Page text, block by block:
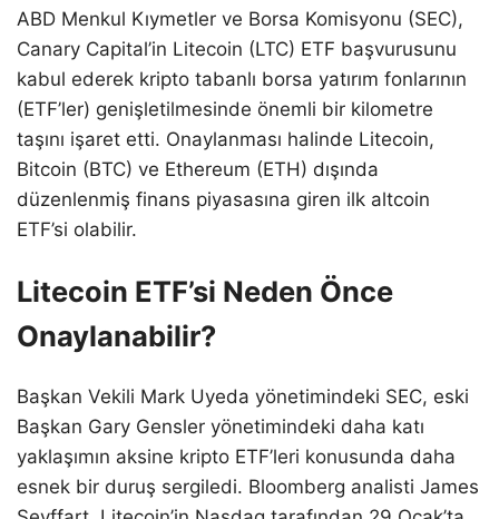
ABD Menkul Kıymetler ve Borsa Komisyonu (SEC),
Canary Capital’in Litecoin (LTC) ETF başvurusunu
kabul ederek kripto tabanlı borsa yatırım fonlarının
(ETF’ler) genişletilmesinde önemli bir kilometre
taşını işaret etti. Onaylanması halinde Litecoin,
Bitcoin (BTC) ve Ethereum (ETH) dışında
düzenlenmiş finans piyasasına giren ilk altcoin
ETF’si olabilir.
Litecoin ETF’si Neden Önce
Onaylanabilir?
Başkan Vekili Mark Uyeda yönetimindeki SEC, eski
Başkan Gary Gensler yönetimindeki daha katı
yaklaşımın aksine kripto ETF’leri konusunda daha
esnek bir duruş sergiledi. Bloomberg analisti James